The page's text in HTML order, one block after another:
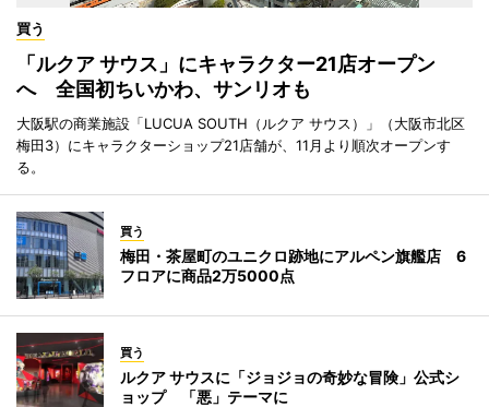
買う
「ルクア サウス」にキャラクター21店オープン
へ 全国初ちいかわ、サンリオも
大阪駅の商業施設「LUCUA SOUTH（ルクア サウス）」（大阪市北区
梅田3）にキャラクターショップ21店舗が、11月より順次オープンす
る。
買う
梅田・茶屋町のユニクロ跡地にアルペン旗艦店 6
フロアに商品2万5000点
買う
ルクア サウスに「ジョジョの奇妙な冒険」公式シ
ョップ 「悪」テーマに